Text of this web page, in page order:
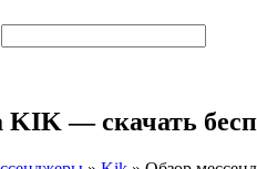
KIK — скачать